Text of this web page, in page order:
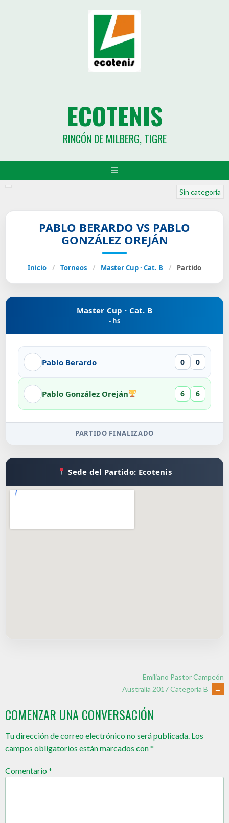
ECOTENIS
RINCÓN DE MILBERG, TIGRE
Sin categoría
PABLO BERARDO VS PABLO
GONZÁLEZ OREJÁN
Inicio / Torneos / Master Cup · Cat. B / Partido
Master Cup · Cat. B
- hs
Pablo Berardo 0 0
Pablo González Oreján 6 6
PARTIDO FINALIZADO
Sede del Partido: Ecotenis
Emiliano Pastor Campeón
Australia 2017 Categoría B
→
COMENZAR UNA CONVERSACIÓN
Tu dirección de correo electrónico no será publicada. Los
campos obligatorios están marcados con*
Comentario*